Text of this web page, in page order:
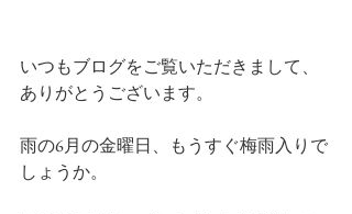
いつもブログをご覧いただきまして、
ありがとうございます。
雨の6月の金曜日、もうすぐ梅雨入りで
しょうか。